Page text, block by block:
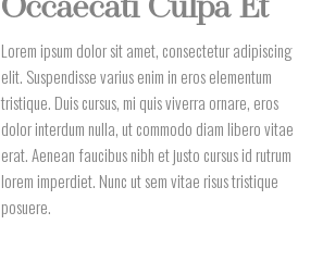
Lorem ipsum dolor sit amet, consectetur adipiscing
elit. Suspendisse varius enim in eros elementum
tristique. Duis cursus, mi quis viverra ornare, eros
dolor interdum nulla, ut commodo diam libero vitae
erat. Aenean faucibus nibh et justo cursus id rutrum
lorem imperdiet. Nunc ut sem vitae risus tristique
posuere.